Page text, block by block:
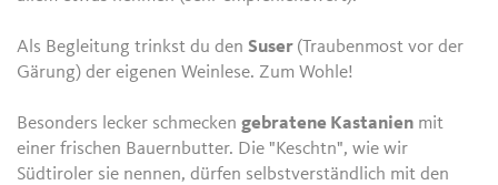
Als Begleitung trinkst du denSuser (Traubenmost vor der
Gärung) der eigenen Weinlese. Zum Wohle!
Besonders lecker schmeckengebratene Kastanien mit
einer frischen Bauernbutter. Die "Keschtn", wie wir
Südtiroler sie nennen, dürfen selbstverständlich mit den